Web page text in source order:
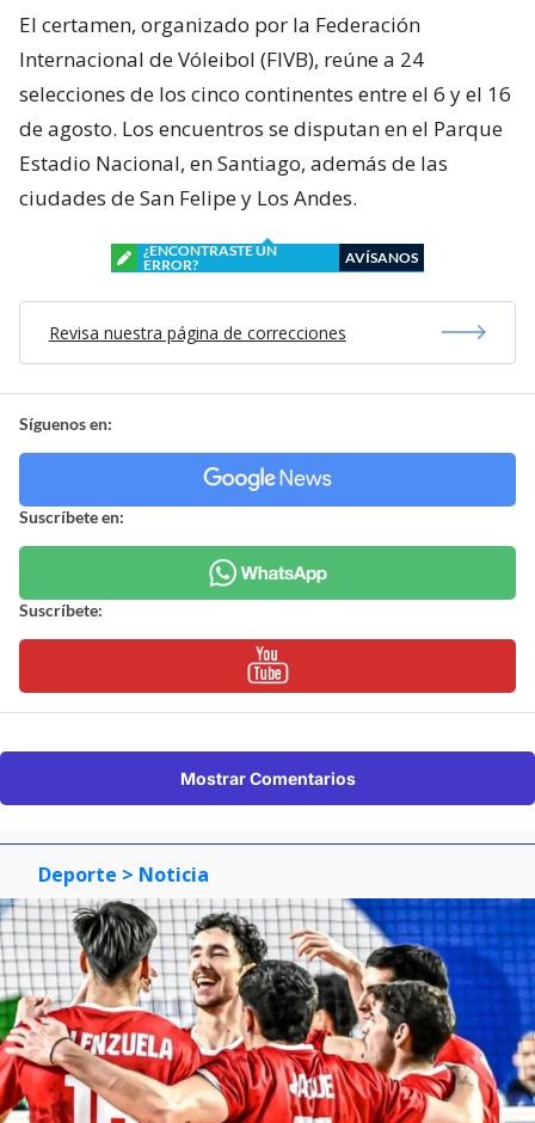
El certamen, organizado por la Federación
Internacional de Vóleibol (FIVB), reúne a 24
selecciones de los cinco continentes entre el 6 y el 16
de agosto. Los encuentros se disputan en el Parque
Estadio Nacional, en Santiago, además de las
ciudades de San Felipe y Los Andes.
¿ENCONTRASTE UN
ERROR?
AVÍSANOS
Revisa nuestra página de correcciones
Síguenos en:
Suscríbete en:
Suscríbete:
Mostrar Comentarios
Deporte > Noticia